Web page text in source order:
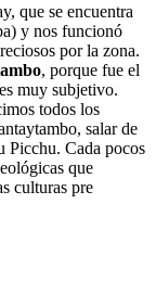
que se encuentra
y nos funcionó
por la zona.
, porque fue el
muy subjetivo.
todos los
salar de
Picchu. Cada pocos
que
culturas pre